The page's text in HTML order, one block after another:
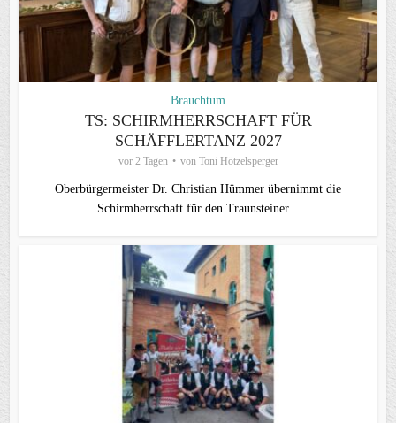
Brauchtum
TS: SCHIRMHERRSCHAFT FÜR
SCHÄFFLERTANZ 2027
vor 2 Tagen von Toni Hötzelsperger
Oberbürgermeister Dr. Christian Hümmer übernimmt die
Schirmherrschaft für den Traunsteiner...